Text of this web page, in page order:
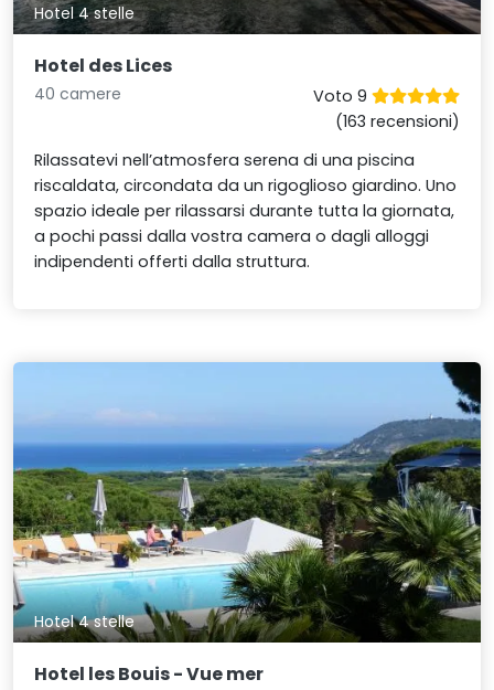
Hotel 4 stelle
Hotel des Lices
40 camere
Voto 9
(163 recensioni)
Rilassatevi nell’atmosfera serena di una piscina
riscaldata, circondata da un rigoglioso giardino. Uno
spazio ideale per rilassarsi durante tutta la giornata,
a pochi passi dalla vostra camera o dagli alloggi
indipendenti offerti dalla struttura.
Hotel 4 stelle
Hotel les Bouis - Vue mer